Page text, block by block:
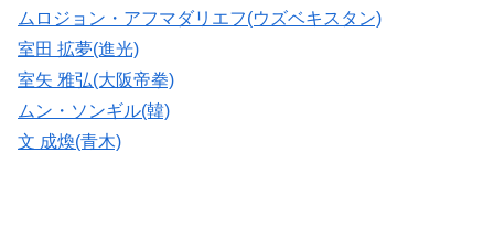
ムロジョン・アフマダリエフ(ウズベキスタン)
室田 拡夢(進光)
室矢 雅弘(大阪帝拳)
ムン・ソンギル(韓)
文 成煥(青木)